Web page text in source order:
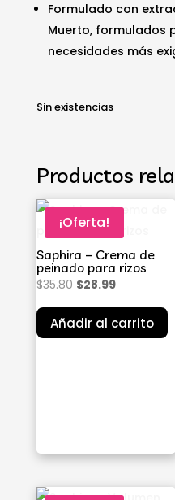
Formulado con
Muerto, formulados
necesidades más
Sin existencias
Productos
¡Oferta!
Saphira – Crema de
peinado para rizos
$35.80 El
precio
original
$28.99El
precio
actual
Añadir al carrito